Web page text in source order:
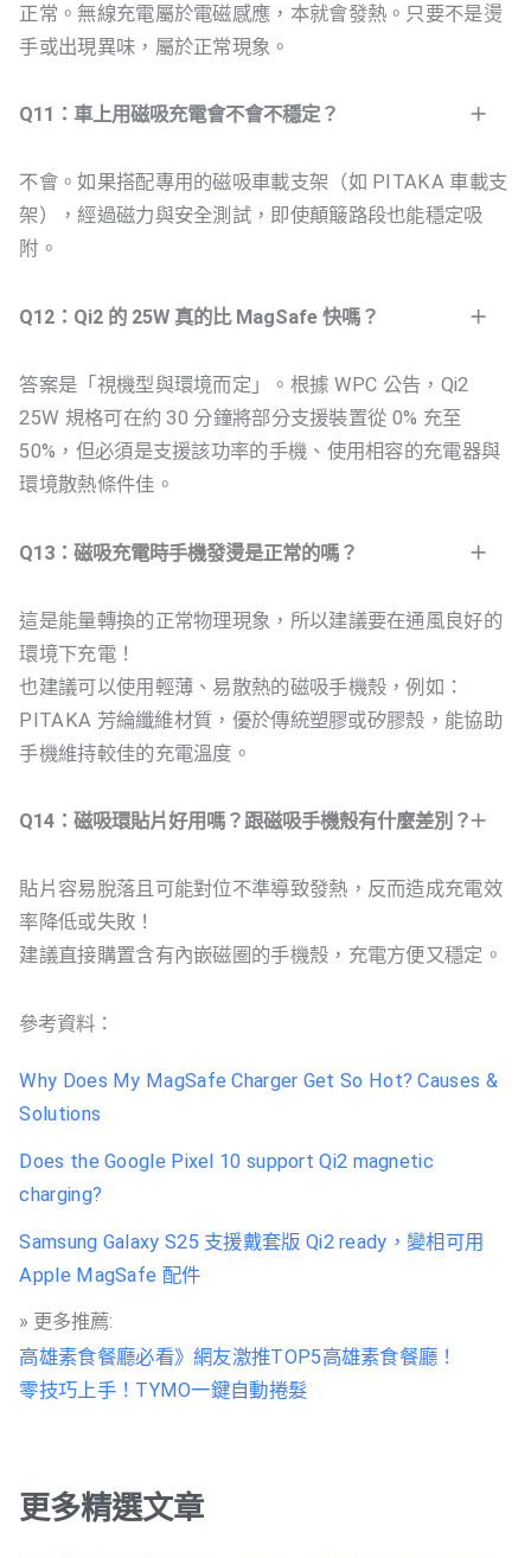
正常。無線充電屬於電磁感應，本就會發熱。只要不是燙
手或出現異味，屬於正常現象。
Q11：車上用磁吸充電會不會不穩定？
不會。如果搭配專用的磁吸車載支架（如 PITAKA 車載支
架），經過磁力與安全測試，即使顛簸路段也能穩定吸
附。
Q12：Qi2 的 25W 真的比 MagSafe 快嗎？
答案是「視機型與環境而定」。根據 WPC 公告，Qi2
25W 規格可在約 30 分鐘將部分支援裝置從 0% 充至
50%，但必須是支援該功率的手機、使用相容的充電器與
環境散熱條件佳。
Q13：磁吸充電時手機發燙是正常的嗎？
這是能量轉換的正常物理現象，所以建議要在通風良好的
環境下充電！
也建議可以使用輕薄、易散熱的磁吸手機殼，例如：
PITAKA 芳綸纖維材質，優於傳統塑膠或矽膠殼，能協助
手機維持較佳的充電溫度。
Q14：磁吸環貼片好用嗎？跟磁吸手機殼有什麼差別？
貼片容易脫落且可能對位不準導致發熱，反而造成充電效
率降低或失敗！
建議直接購置含有內嵌磁圈的手機殼，充電方便又穩定。
參考資料：
Why Does My MagSafe Charger Get So Hot? Causes &
Solutions
Does the Google Pixel 10 support Qi2 magnetic
charging?
Samsung Galaxy S25 支援戴套版 Qi2 ready，變相可用
Apple MagSafe 配件
» 更多推薦:
高雄素食餐廳必看》網友激推TOP5高雄素食餐廳！
零技巧上手！TYMO一鍵自動捲髮
更多精選文章